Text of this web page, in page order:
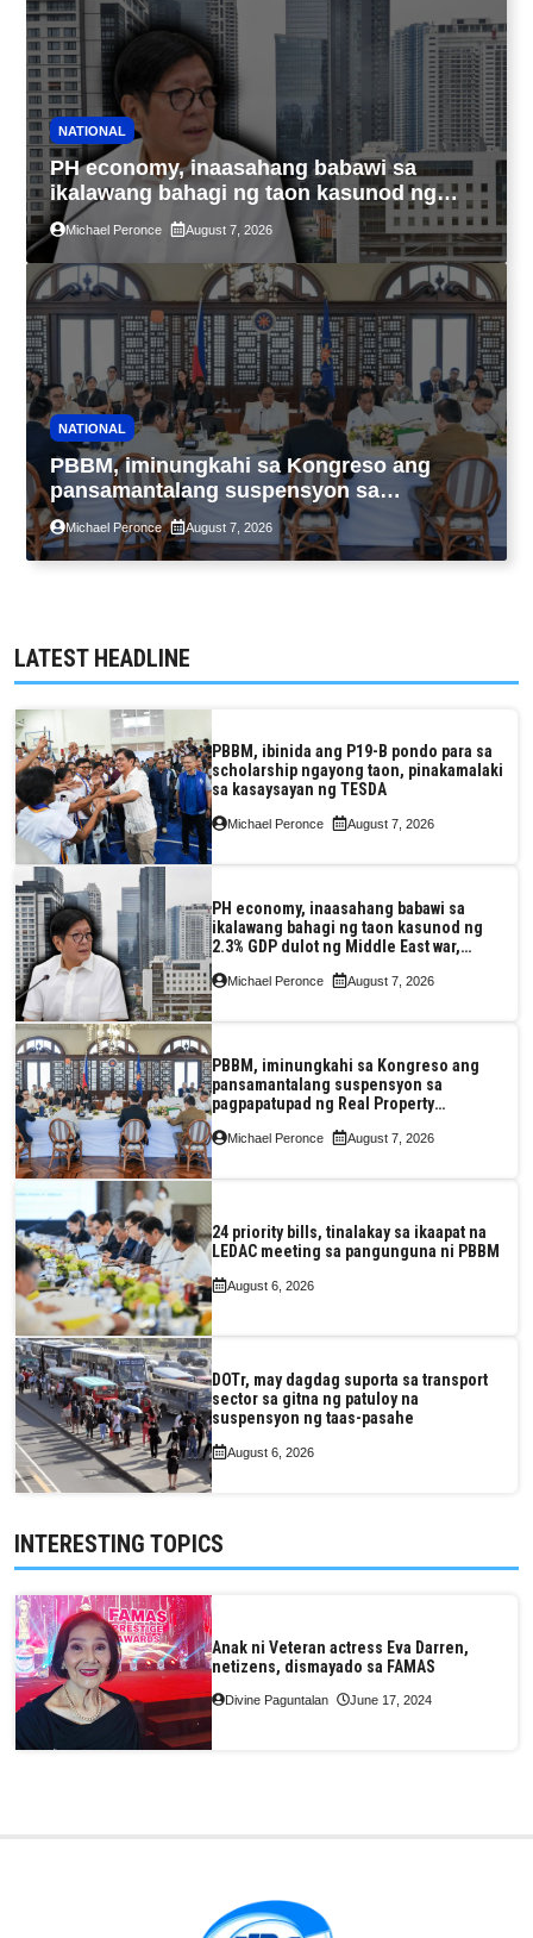
NATIONAL
PH economy, inaasahang babawi sa
ikalawang bahagi ng taon kasunod ng
2.3% GDP dulot ng Middle East war,
pagkaantala ng public construction
Michael Peronce August 7, 2026
NATIONAL
PBBM, iminungkahi sa Kongreso ang
pansamantalang suspensyon sa
pagpapatupad ng Real Property Valuation
and Assessment Reform Act
Michael Peronce August 7, 2026
LATEST HEADLINE
PBBM, ibinida ang P19-B pondo para sa
scholarship ngayong taon, pinakamalaki
sa kasaysayan ng TESDA
Michael Peronce August 7, 2026
PH economy, inaasahang babawi sa
ikalawang bahagi ng taon kasunod ng
2.3% GDP dulot ng Middle East war,
pagkaantala ng public construction
Michael Peronce August 7, 2026
PBBM, iminungkahi sa Kongreso ang
pansamantalang suspensyon sa
pagpapatupad ng Real Property
Valuation and Assessment Reform Act
Michael Peronce August 7, 2026
24 priority bills, tinalakay sa ikaapat na
LEDAC meeting sa pangunguna ni PBBM
August 6, 2026
DOTr, may dagdag suporta sa transport
sector sa gitna ng patuloy na
suspensyon ng taas-pasahe
August 6, 2026
INTERESTING TOPICS
Anak ni Veteran actress Eva Darren,
netizens, dismayado sa FAMAS
Divine Paguntalan June 17, 2024